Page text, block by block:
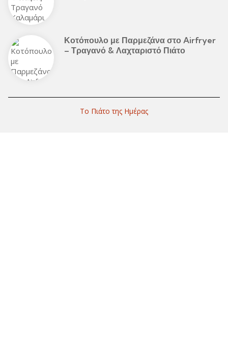
Κοτόπουλο με Παρμεζάνα στο Airfryer
– Τραγανό & Λαχταριστό Πιάτο
Το Πιάτο της Ημέρας